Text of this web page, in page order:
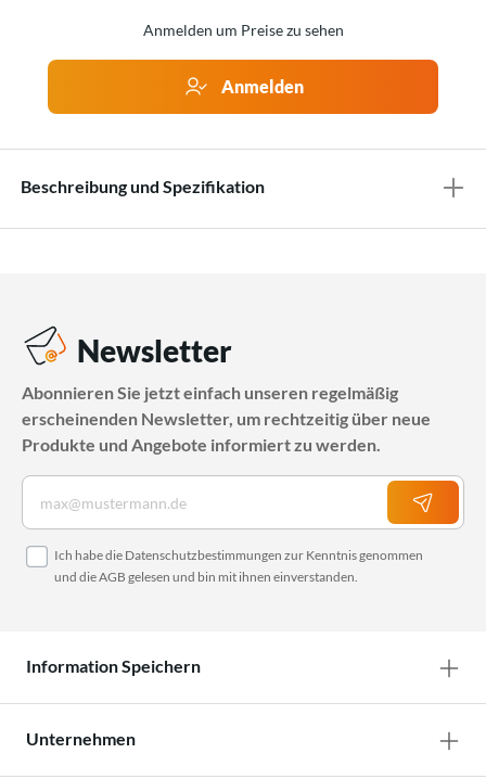
Anmelden um Preise zu sehen
Anmelden
Beschreibung und Spezifikation
Newsletter
Abonnieren Sie jetzt einfach unseren regelmäßig
erscheinenden Newsletter, um rechtzeitig über neue
Produkte und Angebote informiert zu werden.
Ich habe die Datenschutzbestimmungen zur Kenntnis genommen
und dieAGB gelesen und bin mit ihnen einverstanden.
Information Speichern
Unternehmen